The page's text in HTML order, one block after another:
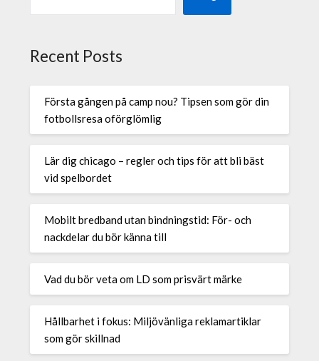
Recent Posts
Första gången på camp nou? Tipsen som gör din
fotbollsresa oförglömlig
Lär dig chicago – regler och tips för att bli bäst
vid spelbordet
Mobilt bredband utan bindningstid: För- och
nackdelar du bör känna till
Vad du bör veta om LD som prisvärt märke
Hållbarhet i fokus: Miljövänliga reklamartiklar
som gör skillnad